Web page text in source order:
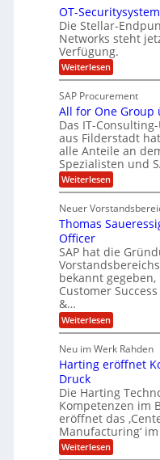
n
g
z
c
h
e
f
b
e
i
I
F
S
g
S
p
e
z
i
a
l
i
s
t
J
u
i
a
H
u
b
e
ä
l
t
6
5
M
e
t
A
p
p
n
e
n
n
t
C
T
O
V
P
S
l
e
s
E
g
i
n
e
OT-
Die Stellar-
Networks steht
Verfügung.
Weiterlesen:
O
-
S
e
c
u
r
i
t
y
y
s
e
m
S
t
e
l
a
r
i
n
V
r
s
i
o
n
3
SAP Procurement
All for One
Das IT-
aus Filderstadt
alle Anteile an
Spezialisten und
Weiterlesen:
A
l
f
r
O
n
e
G
o
u
p
ü
b
e
n
i
m
m
t
A
Neuer
Thomas
Officer
SAP hat die
bekannt
Customer
&…
Weiterlesen:
T
o
m
S
a
u
e
r
e
Neu im Werk Rahden
Harting eröffnet
Druck
Die Harting
Kompetenzen im
eröffnet das
Manufacturing‘
Weiterlesen:
H